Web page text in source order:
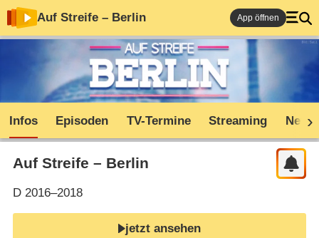
Auf Streife – Berlin App öffnen
Infos Episoden TV-Termine Streaming News
Auf Streife – Berlin
D2016–2018
jetzt ansehen